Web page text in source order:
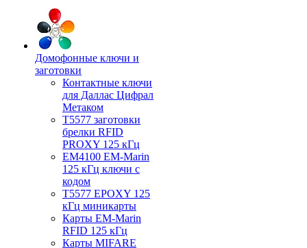
Домофонные ключи и
заготовки
Контактные ключи
для Даллас Цифрал
Метаком
T5577 заготовки
брелки RFID
PROXY 125 кГц
EM4100 EM-Marin
125 кГц ключи с
кодом
T5577 EPOXY 125
кГц миникарты
Карты EM-Marin
RFID 125 кГц
Карты MIFARE